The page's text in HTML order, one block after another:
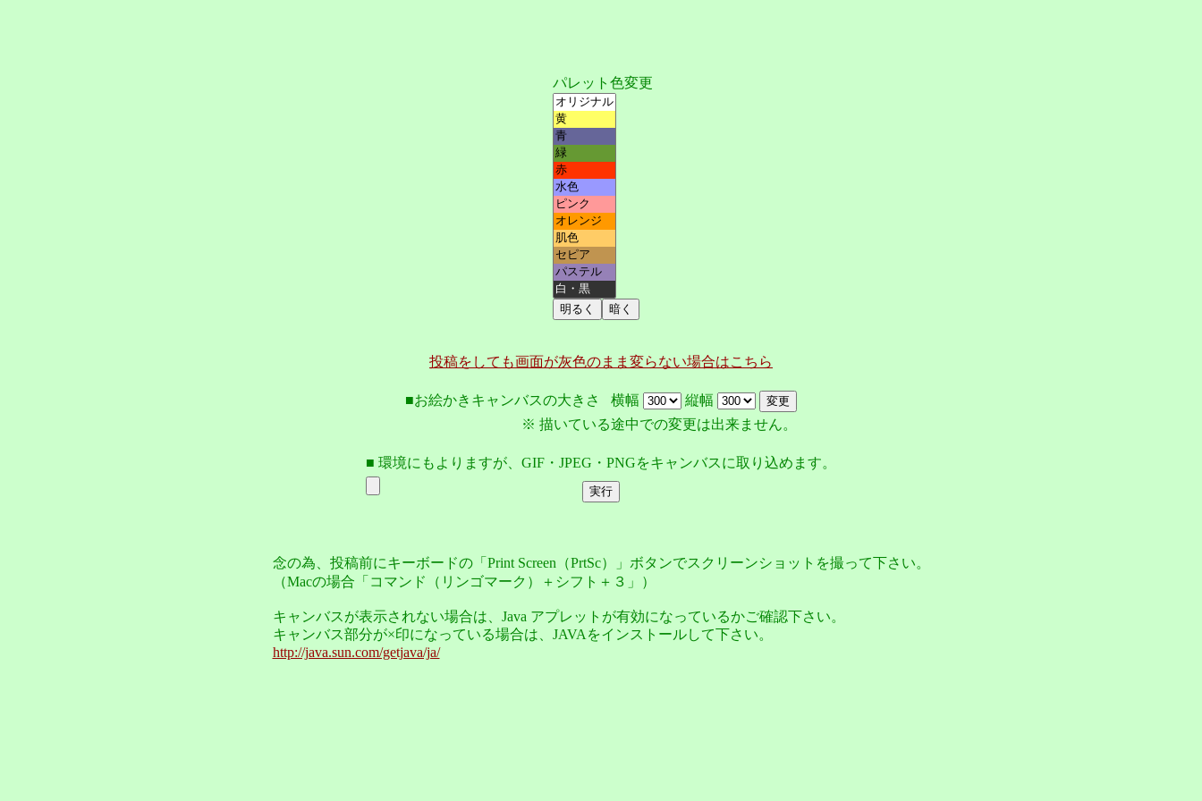
パレット色変更
投稿をしても画面が灰色のまま変らない場合はこちら
■お絵かきキャンバスの大きさ 横幅
縦幅
※ 描いている途中での変更は出来ません。
■ 環境にもよりますが、GIF・JPEG・PNGをキャンバスに取り込めます。
念の為、投稿前にキーボードの「Print Screen（PrtSc）」ボタンでスクリーンショットを撮って下さい。
（Macの場合「コマンド（リンゴマーク）＋シフト＋３」）
キャンバスが表示されない場合は、Java アプレットが有効になっているかご確認下さい。
キャンバス部分が×印になっている場合は、JAVAをインストールして下さい。
http://java.sun.com/getjava/ja/